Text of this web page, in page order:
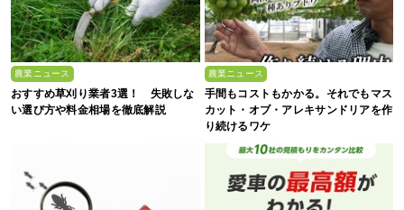
農業ニュース
おすすめ草刈り業者3選！ 失敗しな
い選び方や料金相場を徹底解説
農業ニュース
手間もコストもかかる。それでもマス
カット・オブ・アレキサンドリアを作
り続けるワケ